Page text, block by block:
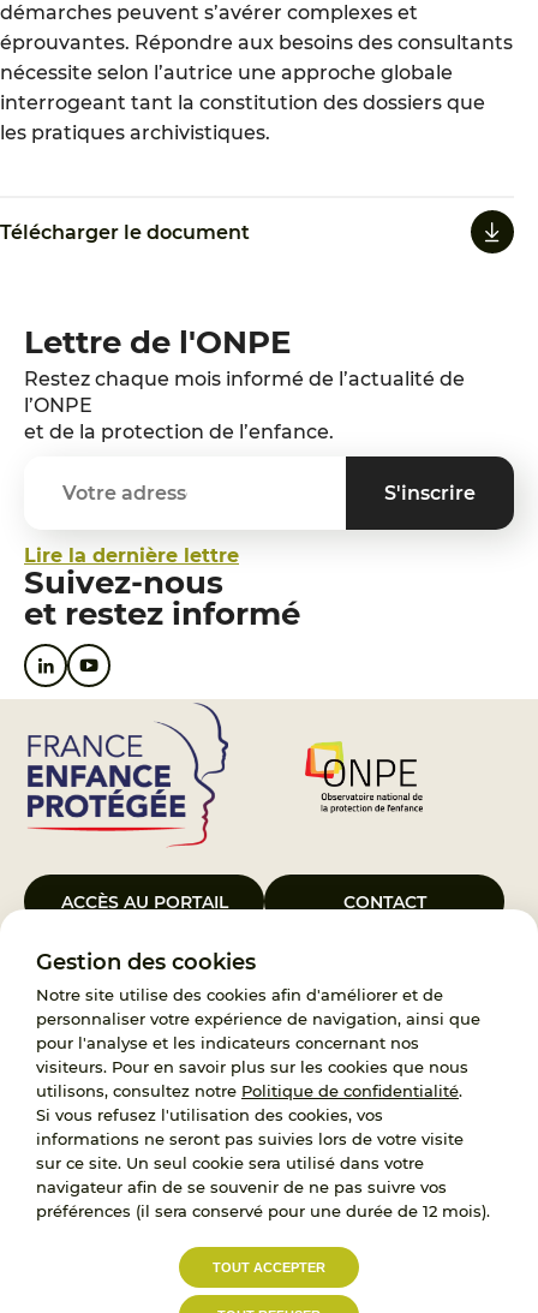
Gestion des cookies
Notre site utilise des cookies afin d'améliorer et de
personnaliser votre expérience de navigation, ainsi que
pour l'analyse et les indicateurs concernant nos
visiteurs. Pour en savoir plus sur les cookies que nous
utilisons, consultez notre Politique de confidentialité.
Si vous refusez l'utilisation des cookies, vos
informations ne seront pas suivies lors de votre visite
sur ce site. Un seul cookie sera utilisé dans votre
navigateur afin de se souvenir de ne pas suivre vos
préférences (il sera conservé pour une durée de 12 mois).
TOUT ACCEPTER
démarches peuvent s’avérer complexes et
éprouvantes. Répondre aux besoins des consultants
nécessite selon l’autrice une approche globale
interrogeant tant la constitution des dossiers que
les pratiques archivistiques.
Télécharger le document
Lettre de l'ONPE
Restez chaque mois informé de l’actualité de
l’ONPE
et de la protection de l’enfance.
Lire la dernière lettre
Suivez-nous
et restez informé
ACCÈS AU PORTAIL CONTACT
Le Groupement d’Intérêt Public France Enfance Protégée, créé le 5
janvier 2023, a pour objet d’assurer les missions de service public du
119, d’accompagnement des adoptants et de traitement des
demandes d’accès aux origines personnelles. France Enfance
Protégée est également un observatoire et une ressource pour
l’ensemble des professionnels, ainsi qu’un appui à l’élaboration de la
politique publique à travers le soutien à l’activité des conseils
nationaux.
RECRUTEMENT
L’État, les Départements et les Associations au
service de la prévention et de la protection de
l’enfance.